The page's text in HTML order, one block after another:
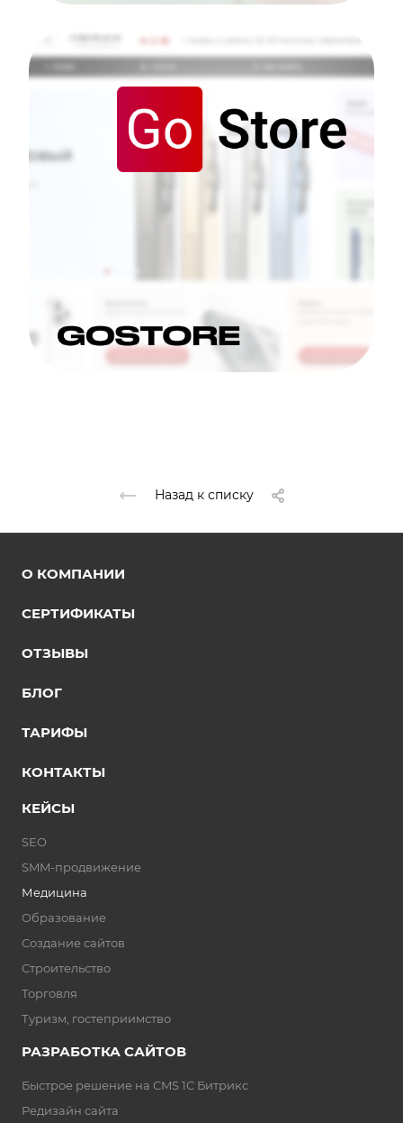
Назад к списку
О КОМПАНИИ
СЕРТИФИКАТЫ
ОТЗЫВЫ
БЛОГ
ТАРИФЫ
КОНТАКТЫ
КЕЙСЫ
SEO
SMM-продвижение
Медицина
Образование
Создание сайтов
Строительство
Торговля
Туризм, гостеприимство
РАЗРАБОТКА САЙТОВ
Быстрое решение на CMS 1C Битрикс
Редизайн сайта